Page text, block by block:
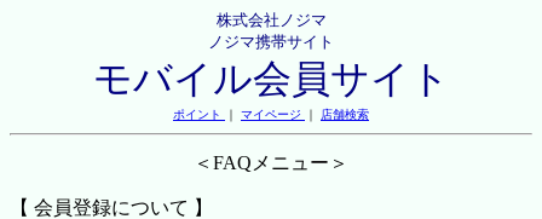
株式会社ノジマ
ノジマ携帯サイト
モバイル会員サイト
ポイント ｜ マイページ ｜ 店舗検索
＜FAQメニュー＞
【 会員登録について 】